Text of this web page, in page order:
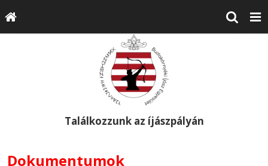
Találkozzunk az íjászpályán
Dokumentumok